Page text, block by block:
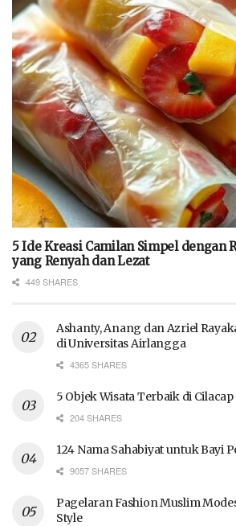
5 Ide Kreasi Camilan Simpel dengan
yang Renyah dan Lezat
449 SHARES
Ashanty, Anang dan Azriel
di Universitas Airlangga
4365 SHARES
5 Objek Wisata Terbaik di Cilacap
204 SHARES
124 Nama Sahabiyat untuk Bayi
9057 SHARES
Pagelaran Fashion Muslim
Style